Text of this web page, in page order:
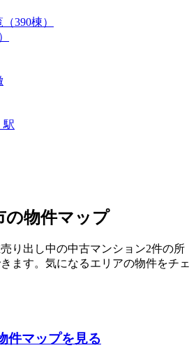
390棟）
駅
の物件マップ
り出し中の中古マンション2件の所
ます。気になるエリアの物件をチェ
件マップを見る